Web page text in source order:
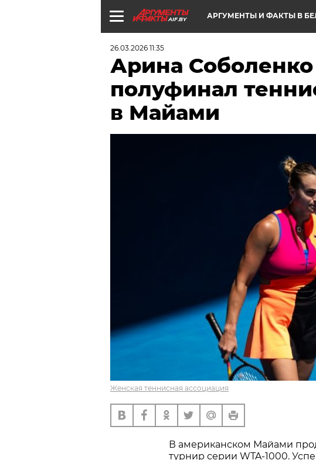
AIF.BY АРГУМЕНТЫ И ФАКТЫ В
26.03.2026 11:35
Арина
полуфинал
в Майами
Женская теннисная ассоциация
В американском Майами
турнир серии WTA-1000.